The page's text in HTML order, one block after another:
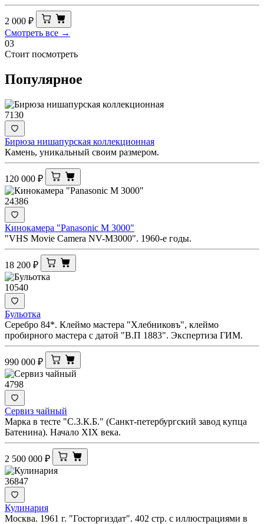
2 000 ₽
Смотреть все →
03
Стоит посмотреть
Популярное
7130
Бирюза нишапурская коллекционная
Камень, уникальный своим размером.
120 000 ₽
24386
Кинокамера "Panasonic M 3000"
"VHS Movie Camera NV-M3000". 1960-е годы.
18 200 ₽
10540
Бульотка
Серебро 84*. Клеймо мастера "Хлебниковъ", клеймо
пробирного мастера с датой "В.П 1883". Экспертиза ГИМ.
990 000 ₽
4798
Сервиз чайный
Марка в тесте "С.З.К.Б." (Санкт-петербургский завод купца
Батенина). Начало XIX века.
2 500 000 ₽
36847
Кулинария
Москва. 1961 г. "Госторгиздат". 402 стр. с иллюстрациями в